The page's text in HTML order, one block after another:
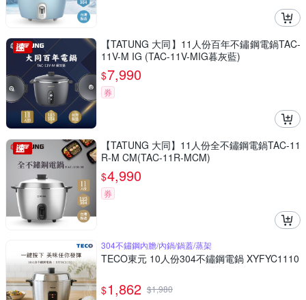
【TATUNG 大同】11人份百年不鏽鋼電鍋TAC-
11V-M IG (TAC-11V-MIG暮灰藍)
$7,990
券
【TATUNG 大同】11人份全不鏽鋼電鍋TAC-11
R-M CM(TAC-11R-MCM)
$4,990
券
304不鏽鋼內膽/內鍋/鍋蓋/蒸架
TECO東元 10人份304不鏽鋼電鍋 XYFYC1110
$1,862 $1,980